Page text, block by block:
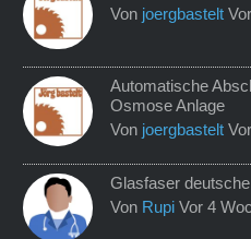
Von joergbastelt
Automatische
Osmose Anlage
Von joergbastelt
Glasfaser
Von Rupi Vor 4